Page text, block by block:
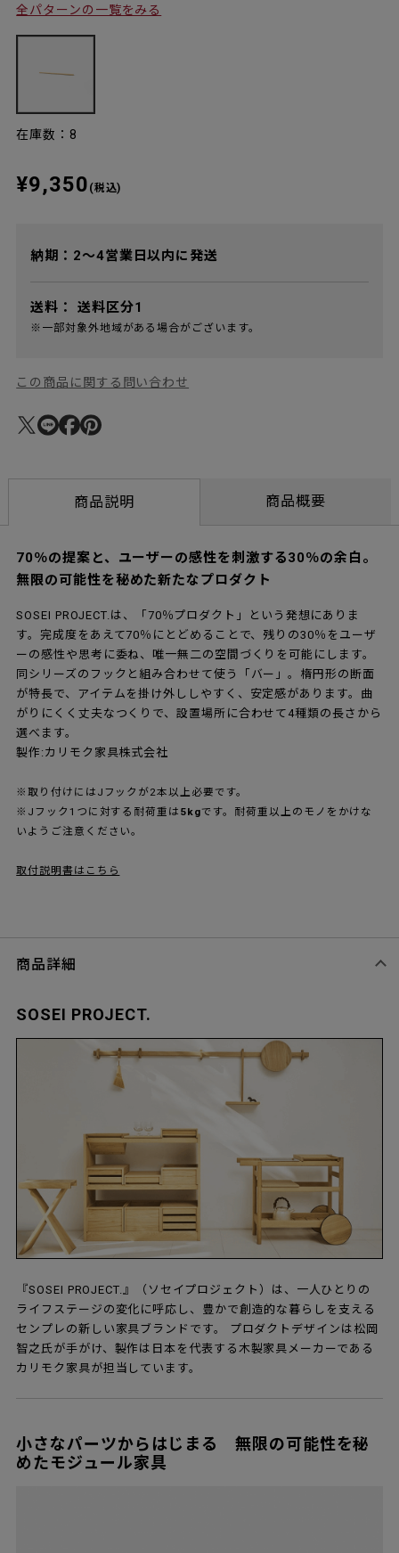
全パターンの一覧をみる
在庫数：8
¥9,350 (税込)
納期：2～4営業日以内に発送
送料： 送料区分1
※一部対象外地域がある場合がございます。
この商品に関する問い合わせ
商品説明 商品概要
70％の提案と、ユーザーの感性を刺激する30％の余白。
無限の可能性を秘めた新たなプロダクト
SOSEI PROJECT.は、「70％プロダクト」という発想にありま
す。完成度をあえて70％にとどめることで、残りの30％をユーザ
ーの感性や思考に委ね、唯一無二の空間づくりを可能にします。
同シリーズのフックと組み合わせて使う「バー」。楕円形の断面
が特長で、アイテムを掛け外ししやすく、安定感があります。曲
がりにくく丈夫なつくりで、設置場所に合わせて4種類の長さから
選べます。
製作:カリモク家具株式会社
※取り付けにはJフックが2本以上必要です。
※Jフック1つに対する耐荷重は 5kgです。耐荷重以上のモノをかけな
いようご注意ください。
取付説明書はこちら
商品詳細
SOSEI PROJECT.
『SOSEI PROJECT.』（ソセイプロジェクト）は、一人ひとりの
ライフステージの変化に呼応し、豊かで創造的な暮らしを支える
センプレの新しい家具ブランドです。 プロダクトデザインは松岡
智之氏が手がけ、製作は日本を代表する木製家具メーカーである
カリモク家具が担当しています。
小さなパーツからはじまる 無限の可能性を秘
めたモジュール家具